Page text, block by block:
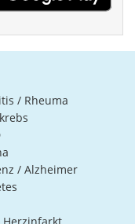
/ Rheuma
/ Alzheimer